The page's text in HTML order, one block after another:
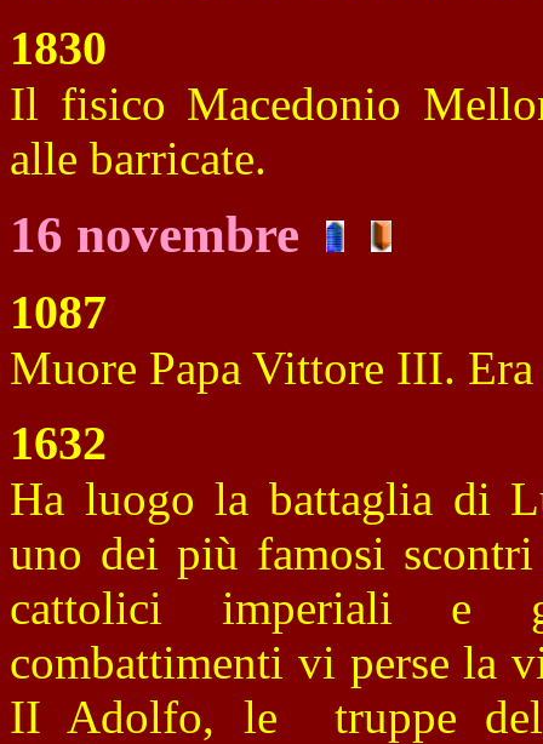
1830
Il fisico Macedonio
alle barricate.
16 novembre
1087
Muore Papa Vittore III.
1632
Ha luogo la battaglia di
uno dei più famosi
cattolici imperiali e
combattimenti vi perse la
II Adolfo, le truppe del